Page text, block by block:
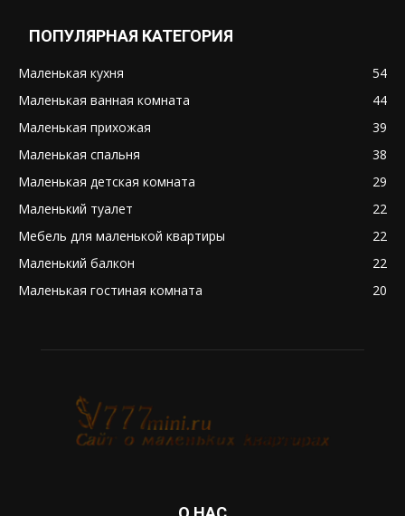
ПОПУЛЯРНАЯ КАТЕГОРИЯ
Маленькая кухня
54
Маленькая ванная комната
44
Маленькая прихожая
39
Маленькая спальня
38
Маленькая детская комната
29
Маленький туалет
22
Мебель для маленькой квартиры
22
Маленький балкон
22
Маленькая гостиная комната
20